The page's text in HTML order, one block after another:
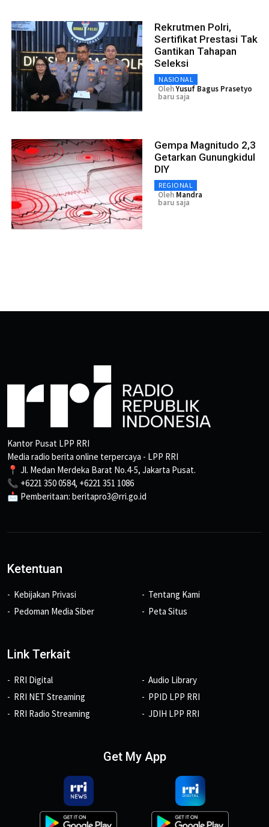
Rekrutmen Polri,
Sertifikat Prestasi Tak
Gantikan Tahapan
Seleksi
NASIONAL
OlehYusuf Bagus Prasetyo
baru saja
Gempa Magnitudo 2,3
Getarkan Gunungkidul
DIY
REGIONAL
Oleh Mandra
baru saja
Kantor Pusat LPP RRI
Media radio berita online terpercaya - LPP RRI
📍 Jl. Medan Merdeka Barat No.4-5, Jakarta Pusat.
📞 +6221 350 0584, +6221 351 1086
📩 Pemberitaan: beritapro3@rri.go.id
Ketentuan
Kebijakan Privasi
Pedoman Media Siber
Tentang Kami
Peta Situs
Link Terkait
RRI Digital
RRI NET Streaming
RRI Radio Streaming
Audio Library
PPID LPP RRI
JDIH LPP RRI
Get My App